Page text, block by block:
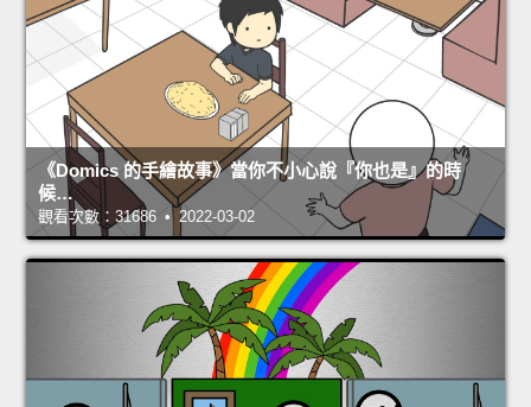
《Domics 的手繪故事》當你不小心說『你也是』的時
候…
觀看次數：31686 • 2022-03-02